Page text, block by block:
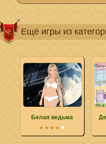
Ещё игры из
Белая ведьма